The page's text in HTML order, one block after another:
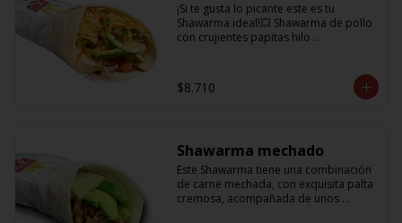
¡Si te gusta lo picante este es tu
Shawarma ideal!💥 Shawarma de pollo
con crujientes papitas hilo
(picante)
$8.710
Shawarma mechado
Este Shawarma tiene una combinación
de carne mechada, con exquisita palta
cremosa, acompañada de unos